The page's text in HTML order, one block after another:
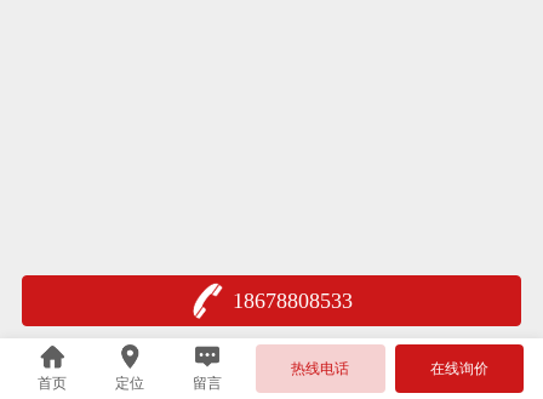
18678808533
首页 定位 留言
热线电话 在线询价